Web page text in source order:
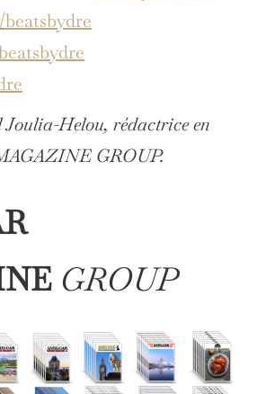
/beatsbydre
Joulia-Helou, rédactrice en
GROUP.
GROUP